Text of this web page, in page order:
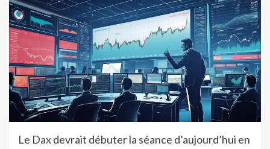
Le Dax devrait débuter la séance d’aujourd’hui en